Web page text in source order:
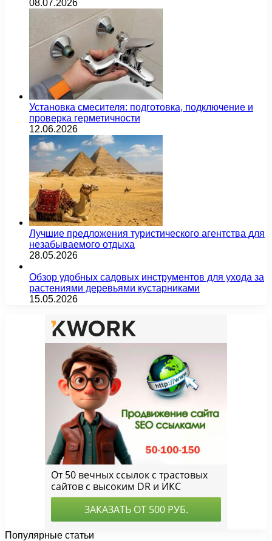
08.07.2026
Установка смесителя: подготовка, подключение и
проверка герметичности
12.06.2026
Лучшие предложения туристического агентства для
незабываемого отдыха
28.05.2026
Обзор удобных садовых инструментов для ухода за
растениями деревьями кустарниками
15.05.2026
Популярные статьи